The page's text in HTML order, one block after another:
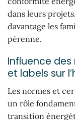
dans leurs
davantage les
pérenne.
Influence
et labels sur
Les normes et
un rôle
transition